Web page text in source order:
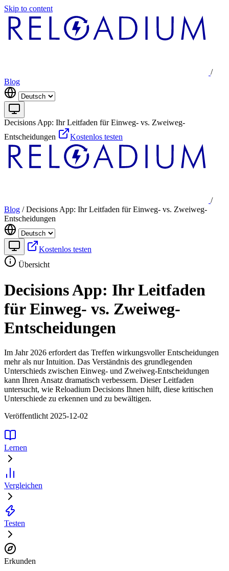
Skip to content
/
Blog
Decisions App: Ihr Leitfaden für Einweg- vs. Zweiweg-
Entscheidungen
Kostenlos testen
/
Blog / Decisions App: Ihr Leitfaden für Einweg- vs. Zweiweg-
Entscheidungen
Kostenlos testen
Übersicht
Decisions App: Ihr Leitfaden
für Einweg- vs. Zweiweg-
Entscheidungen
Im Jahr 2026 erfordert das Treffen wirkungsvoller Entscheidungen
mehr als nur Intuition. Das Verständnis des grundlegenden
Unterschieds zwischen Einweg- und Zweiweg-Entscheidungen
kann Ihren Ansatz dramatisch verbessern. Dieser Leitfaden
untersucht, wie Reloadium Decisions Ihnen hilft, diese kritischen
Unterschiede zu erkennen und zu bewältigen.
Veröffentlicht 2025-12-02
Lernen
Vergleichen
Testen
Erkunden